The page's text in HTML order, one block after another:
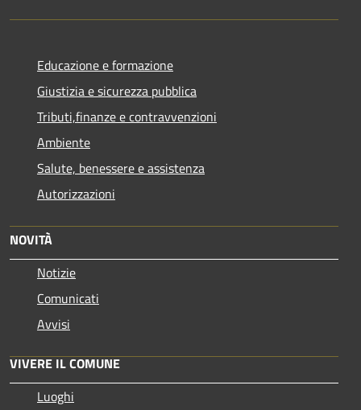
Educazione e formazione
Giustizia e sicurezza pubblica
Tributi,finanze e contravvenzioni
Ambiente
Salute, benessere e assistenza
Autorizzazioni
NOVITÀ
Notizie
Comunicati
Avvisi
VIVERE IL COMUNE
Luoghi